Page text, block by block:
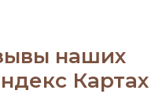
наших
Картах